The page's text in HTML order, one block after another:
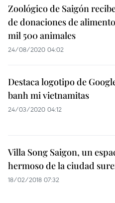
Zoológico de Saigón
de donaciones de
mil 500 animales
24/08/2020 04:02
Destaca logotipo de
banh mi vietnamitas
24/03/2020 04:12
Villa Song Saigon, un
hermoso de la ciudad
18/02/2018 07:32